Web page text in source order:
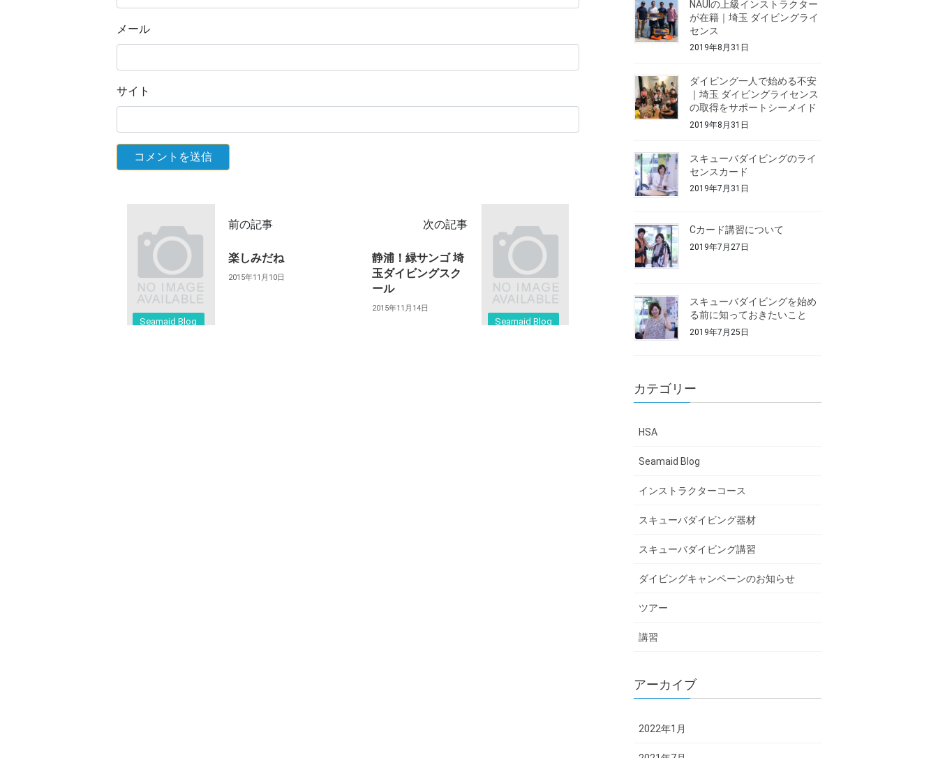
メール
サイト
Seamaid Blog
前の記事
楽しみだね
2015年11月10日
Seamaid Blog
次の記事
静浦！緑サンゴ 埼
玉ダイビングスク
ール
2015年11月14日
NAUIの上級インストラクター
が在籍｜埼玉 ダイビングライ
センス
2019年8月31日
ダイビング一人で始める不安
｜埼玉 ダイビングライセンス
の取得をサポートシーメイド
2019年8月31日
スキューバダイビングのライ
センスカード
2019年7月31日
Cカード講習について
2019年7月27日
スキューバダイビングを始め
る前に知っておきたいこと
2019年7月25日
カテゴリー
HSA
Seamaid Blog
インストラクターコース
スキューバダイビング器材
スキューバダイビング講習
ダイビングキャンペーンのお知らせ
ツアー
講習
アーカイブ
2022年1月